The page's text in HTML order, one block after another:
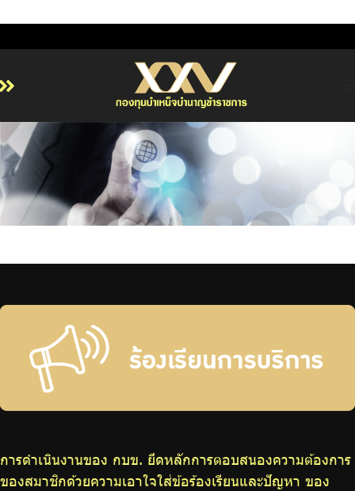
หน้าหลัก
เกี่ยวกับ กบข.
บริการสมาชิก
จัดซื้อจัดจ้าง
บริการเจ้าหน้าที่ส่วนราชการ
ร่วมงานกับเรา
การดำเนินงานของ กบข. ยึดหลักการตอบสนองความต้องการ
ของสมาชิกด้วยความเอาใจใส่ข้อร้องเรียนและปัญหา ของ